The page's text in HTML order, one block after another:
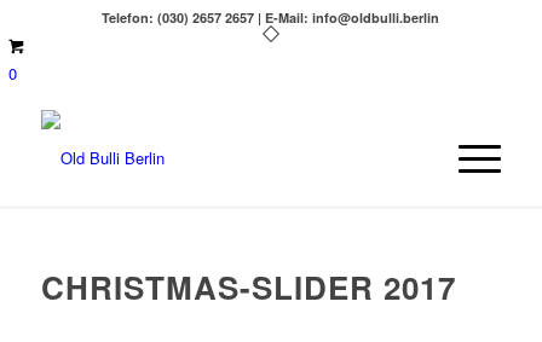
Telefon: (030) 2657 2657 | E-Mail: info@oldbulli.berlin
0
CHRISTMAS-SLIDER 2017